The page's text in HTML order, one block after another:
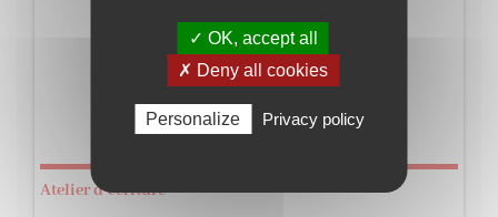
Vendredi
29
Novembre
2024
Atelier d’écriture
✓ OK, accept all
✗ Deny all cookies
Personalize Privacy policy